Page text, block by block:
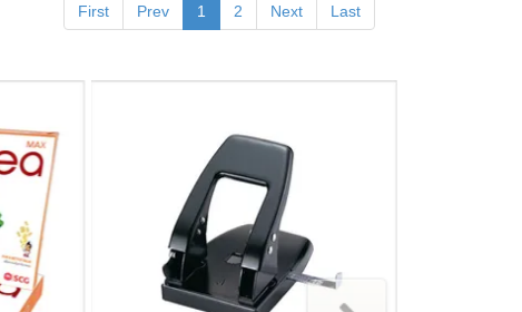
First Prev 1 2 Next Last